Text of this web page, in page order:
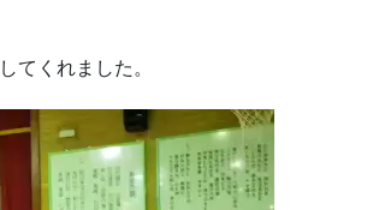
てくれました。